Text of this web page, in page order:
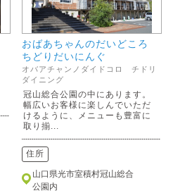
おばあちゃんのだいどころ
ちどりだいにんぐ
オバアチャンノダイドコロ チドリ
ダイニング
冠山総合公園の中にあります。
幅広いお客様に楽しんでいただ
けるように、メニューも豊富に
取り揃...
住所
山口県光市室積村冠山総合
公園内